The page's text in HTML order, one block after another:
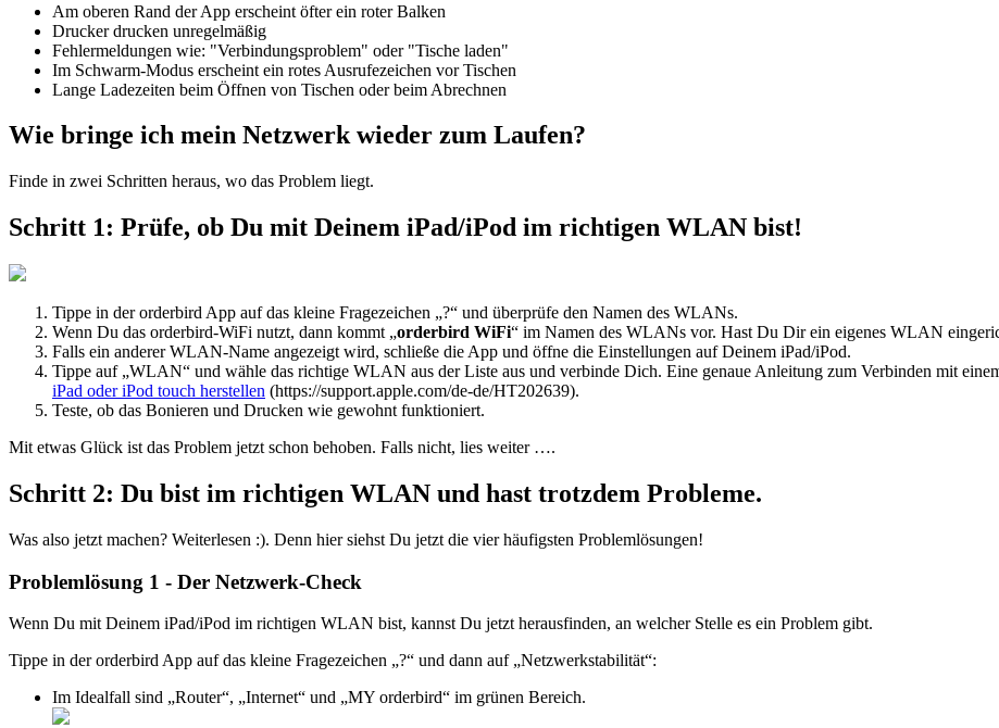
Am oberen Rand der App erscheint öfter ein roter Balken
Drucker drucken unregelmäßig
Fehlermeldungen wie: "Verbindungsproblem" oder "Tische laden"
Im Schwarm-Modus erscheint ein rotes Ausrufezeichen vor Tischen
Lange Ladezeiten beim Öffnen von Tischen oder beim Abrechnen
Wie bringe ich mein Netzwerk wieder zum Laufen?
Finde in zwei Schritten heraus, wo das Problem liegt.
Schritt 1: Prüfe, ob Du mit Deinem iPad/iPod im richtigen WLAN bist!
Tippe in der orderbird App auf das kleine Fragezeichen „?“ und überprüfe den Namen des WLANs.
Wenn Du das orderbird-WiFi nutzt, dann kommt „orderbird WiFi“ im Namen des WLANs vor. Hast Du Dir ein eigenes WLAN
Falls ein anderer WLAN-Name angezeigt wird, schließe die App und öffne die Einstellungen auf Deinem iPad/iPod.
Tippe auf „WLAN“ und wähle das richtige WLAN aus der Liste aus und verbinde Dich. Eine genaue Anleitung zum Verbinden mit
iPad oder iPod touch herstellen (https://support.apple.com/de-de/HT202639).
Teste, ob das Bonieren und Drucken wie gewohnt funktioniert.
Mit etwas Glück ist das Problem jetzt schon behoben. Falls nicht, lies weiter ….
Schritt 2: Du bist im richtigen WLAN und hast trotzdem Probleme.
Was also jetzt machen? Weiterlesen :). Denn hier siehst Du jetzt die vier häufigsten Problemlösungen!
Problemlösung 1 - Der Netzwerk-Check
Wenn Du mit Deinem iPad/iPod im richtigen WLAN bist, kannst Du jetzt herausfinden, an welcher Stelle es ein Problem gibt.
Tippe in der orderbird App auf das kleine Fragezeichen „?“ und dann auf „Netzwerkstabilität“:
Im Idealfall sind „Router“, „Internet“ und „MY orderbird“ im grünen Bereich.